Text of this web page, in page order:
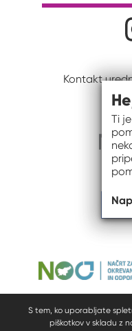
S tem, ko uporabljate
piškotkov v skladu z
Družabna
Kontakt
Ti